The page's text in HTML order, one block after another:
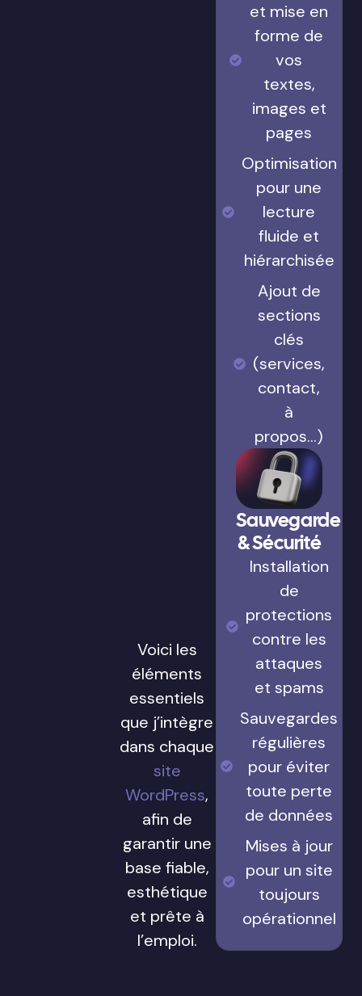
Voici les
éléments
essentiels
que j’intègre
dans chaque
site
WordPress,
afin de
garantir une
base fiable,
esthétique
et prête à
l’emploi.
et mise en
forme de
vos
textes,
images et
pages
Optimisation
pour une
lecture
fluide et
hiérarchisée
Ajout de
sections
clés
(services,
contact,
à
propos…)
Sauvegarde
& Sécurité
Installation
de
protections
contre les
attaques
et spams
Sauvegardes
régulières
pour éviter
toute perte
de données
Mises à jour
pour un site
toujours
opérationnel